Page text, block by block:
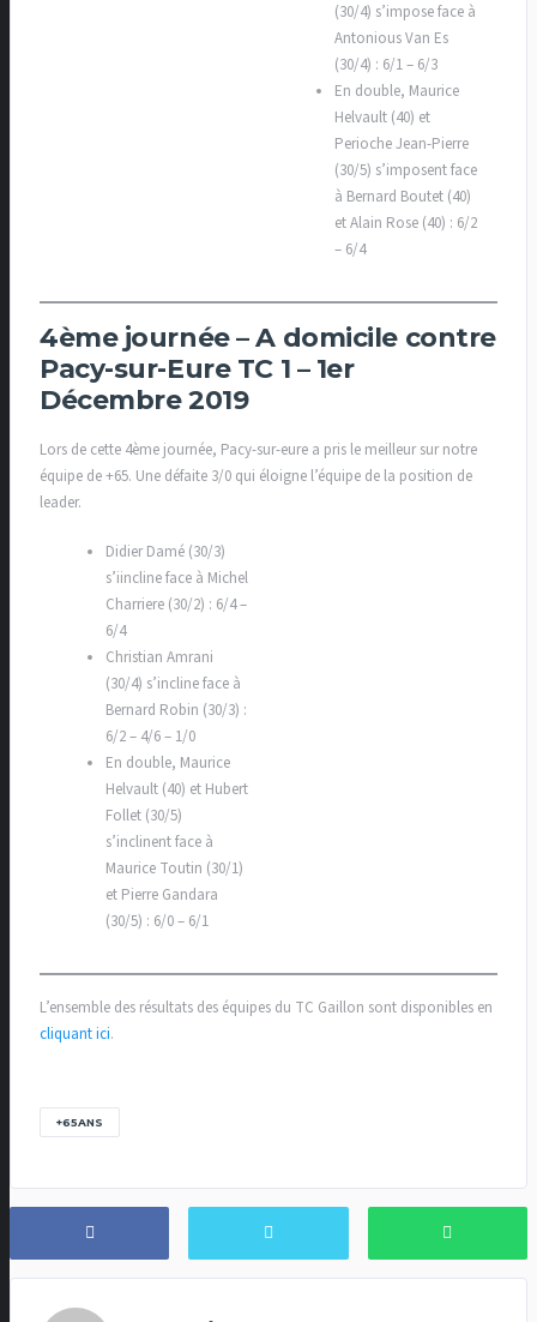
(30/4) s’impose face à
Antonious Van Es
(30/4) : 6/1 – 6/3
En double, Maurice
Helvault (40) et
Perioche Jean-Pierre
(30/5) s’imposent face
à Bernard Boutet (40)
et Alain Rose (40) : 6/2
– 6/4
4ème journée – A domicile contre
Pacy-sur-Eure TC 1 – 1er
Décembre 2019
Lors de cette 4ème journée, Pacy-sur-eure a pris le meilleur sur notre
équipe de +65. Une défaite 3/0 qui éloigne l’équipe de la position de
leader.
Didier Damé (30/3)
s’iincline face à Michel
Charriere (30/2) : 6/4 –
6/4
Christian Amrani
(30/4) s’incline face à
Bernard Robin (30/3) :
6/2 – 4/6 – 1/0
En double, Maurice
Helvault (40) et Hubert
Follet (30/5)
s’inclinent face à
Maurice Toutin (30/1)
et Pierre Gandara
(30/5) : 6/0 – 6/1
L’ensemble des résultats des équipes du TC Gaillon sont disponibles en
cliquant ici.
+65ANS